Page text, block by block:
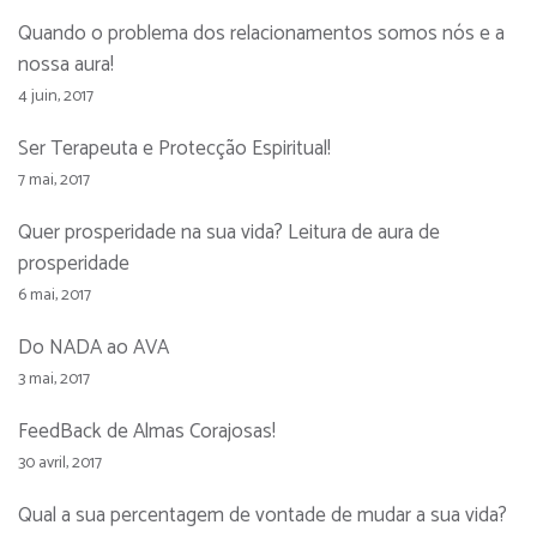
Quando o problema dos relacionamentos somos nós e a
nossa aura!
4 juin, 2017
Ser Terapeuta e Protecção Espiritual!
7 mai, 2017
Quer prosperidade na sua vida? Leitura de aura de
prosperidade
6 mai, 2017
Do NADA ao AVA
3 mai, 2017
FeedBack de Almas Corajosas!
30 avril, 2017
Qual a sua percentagem de vontade de mudar a sua vida?